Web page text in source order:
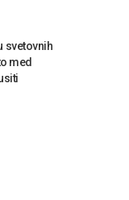
svetovnih
med